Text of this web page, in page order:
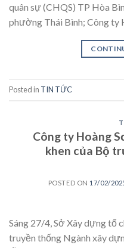
quân sự (CHQS) TP Hòa
phường Thái Bình; Công ty
Posted in TIN TỨC
Công ty Hoàng
khen của Bộ
POSTED ON 17/02/
Sáng 27/4, Sở Xây dựng tổ
truyền thống Ngành xây